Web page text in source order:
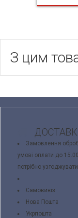
З цим
Замовлення
умові оплати до
потрібно
Самовивіз
Нова Пошта
Укрпошта